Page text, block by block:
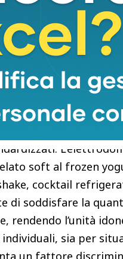
si
della densità e
si attiva una
concepita
effettivo.
si traduce in
applicative
soft al frozen
cocktail
di soddisfare la
rendendo l’unità
sia per
un fattore